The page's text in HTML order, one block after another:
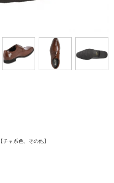
【チャ系色、その他】